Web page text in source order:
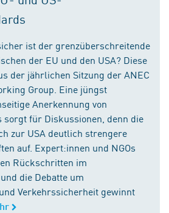
ist der grenzüberschreitende
der EU und den USA? Diese
der jährlichen Sitzung der ANEC
Group. Eine jüngst
Anerkennung von
für Diskussionen, denn die
zur USA deutlich strengere
auf. Expert:innen und NGOs
Rückschritten im
die Debatte um
Verkehrssicherheit gewinnt